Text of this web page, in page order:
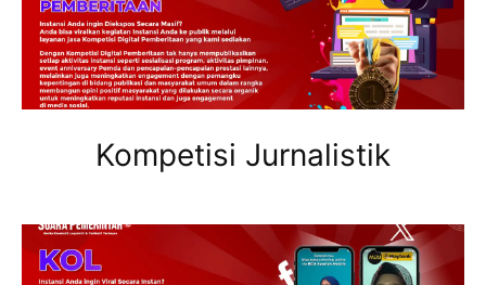
Kompetisi Jurnalistik